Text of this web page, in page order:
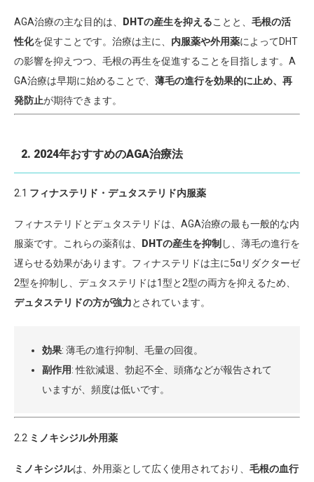
AGA治療の主な目的は、 DHTの産生を抑えることと、 毛根の活
性化を促すことです。治療は主に、 内服薬や外用薬によってDHT
の影響を抑えつつ、毛根の再生を促進することを目指します。A
GA治療は早期に始めることで、 薄毛の進行を効果的に止め、再
発防止が期待できます。
2. 2024年おすすめのAGA治療法
2.1 フィナステリド・デュタステリド内服薬
フィナステリドとデュタステリドは、AGA治療の最も一般的な内
服薬です。これらの薬剤は、
DHTの産生を抑制 し、薄毛の進行を
遅らせる効果があります。フィナステリドは主に5αリダクターゼ
2型を抑制し、デュタステリドは1型と2型の両方を抑えるため、
デュタステリドの方が強力とされています。
効果: 薄毛の進行抑制、毛量の回復。
副作用: 性欲減退、勃起不全、頭痛などが報告されて
いますが、頻度は低いです。
2.2 ミノキシジル外用薬
ミノキシジルは、外用薬として広く使用されており、 毛根の血行